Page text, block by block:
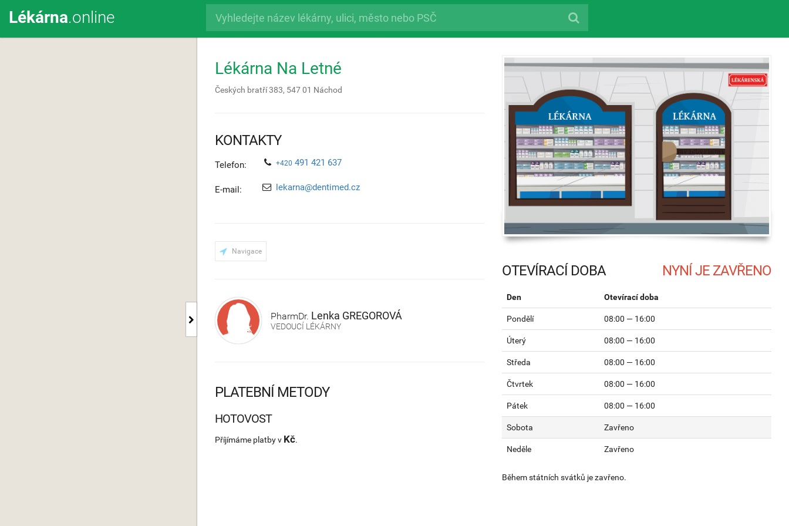
Lékárna.online
Lékárna Na Letné
Českých bratří 383, 547 01 Náchod
KONTAKTY
Telefon: +420 491 421 637
E-mail: lekarna@dentimed.cz
Navigace
PharmDr. Lenka GREGOROVÁ
VEDOUCÍ LÉKÁRNY
OTEVÍRACÍ DOBA
Den Otevírací doba
Pondělí 08:00 — 16:00
Úterý 08:00 — 16:00
Středa 08:00 — 16:00
Čtvrtek 08:00 — 16:00
Pátek 08:00 — 16:00
Sobota Zavřeno
Neděle Zavřeno
Během státních svátků je zavřeno.
PLATEBNÍ METODY
HOTOVOST
Příjímáme platby v Kč.